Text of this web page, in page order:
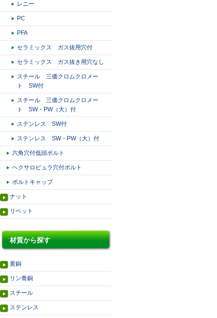
レニー
PC
PFA
セラミックス ガス抜用穴付
セラミックス ガス抜き用穴なし
スチール 三価クロムクロメー
ト SW付
スチール 三価クロムクロメー
ト SW・PW（大）付
ステンレス SW付
ステンレス SW・PW（大）付
六角穴付低頭ボルト
ヘクサロビュラ穴付ボルト
ボルトキャップ
ナット
リベット
材質から探す
黄銅
リン青銅
スチール
ステンレス